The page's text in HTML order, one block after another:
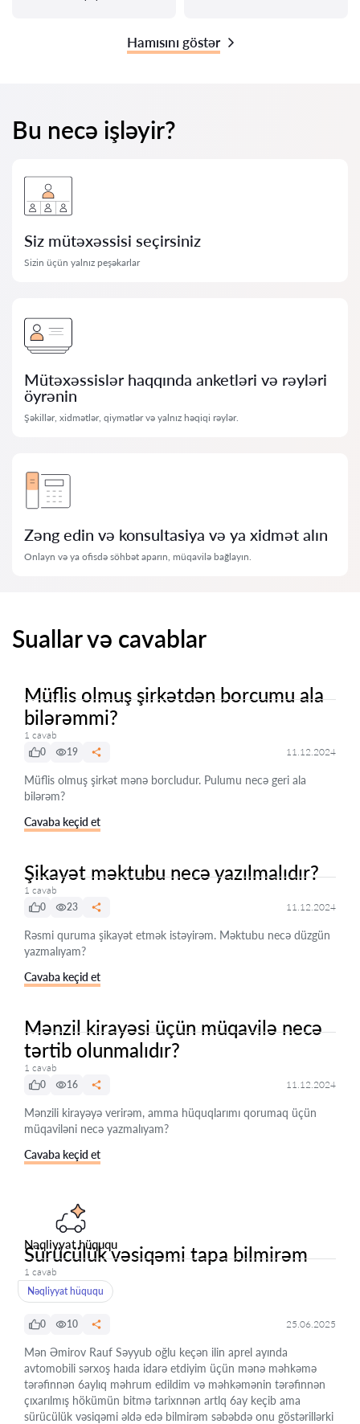
Hamısını göstər
Bu necə işləyir?
Siz mütəxəssisi seçirsiniz
Sizin üçün yalnız peşəkarlar
Mütəxəssislər haqqında anketləri və rəyləri
öyrənin
Şəkillər, xidmətlər, qiymətlər və yalnız həqiqi rəylər.
Zəng edin və konsultasiya və ya xidmət alın
Onlayn və ya ofisdə söhbət aparın, müqavilə bağlayın.
Suallar və cavablar
Müflis olmuş şirkətdən borcumu ala
bilərəmmi?
1 cavab
0
19 11.12.2024
Müflis olmuş şirkət mənə borcludur. Pulumu necə geri ala
bilərəm?
Cavaba keçid et
Şikayət məktubu necə yazılmalıdır?
1 cavab
0
23 11.12.2024
Rəsmi quruma şikayət etmək istəyirəm. Məktubu necə düzgün
yazmalıyam?
Cavaba keçid et
Mənzil kirayəsi üçün müqavilə necə
tərtib olunmalıdır?
1 cavab
0
16 11.12.2024
Mənzili kirayəyə verirəm, amma hüquqlarımı qorumaq üçün
müqaviləni necə yazmalıyam?
Cavaba keçid et
Nəqliyyat hüququ
Sürücülük vəsiqəmi tapa bilmirəm
1 cavab
Nəqliyyat hüququ
0 10 25.06.2025
Mən Əmirov Rauf Səyyub oğlu keçən ilin aprel ayında
avtomobili sərxoş haıda idarə etdiyim üçün mənə məhkəmə
tərəfinnən 6aylıq məhrum edildim və məhkəmənin tərəfinnən
çıxarılmış hökümün bitmə tarixnnən artlq 6ay keçib ama
sürücülük vəsiqəmi əldə edə bilmirəm səbəbdə onu göstərillərki